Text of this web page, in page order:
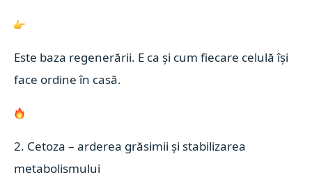
Este baza regenerării. E ca și cum fiecare celulă își
face ordine în casă.
2. Cetoza – arderea grăsimii și stabilizarea
metabolismului